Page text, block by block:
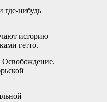
где-нибудь
историю
гетто.
Освобождение.